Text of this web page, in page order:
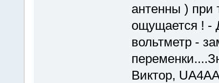
антенны ) при
ощущается ! -
вольтметр -
Виктор,